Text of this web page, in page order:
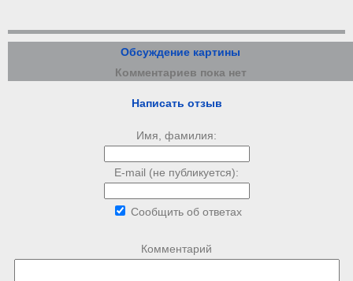
Обсуждение картины
Комментариев пока нет
Написать отзыв
Имя, фамилия:
E-mail (не публикуется):
Сообщить об ответах
Комментарий